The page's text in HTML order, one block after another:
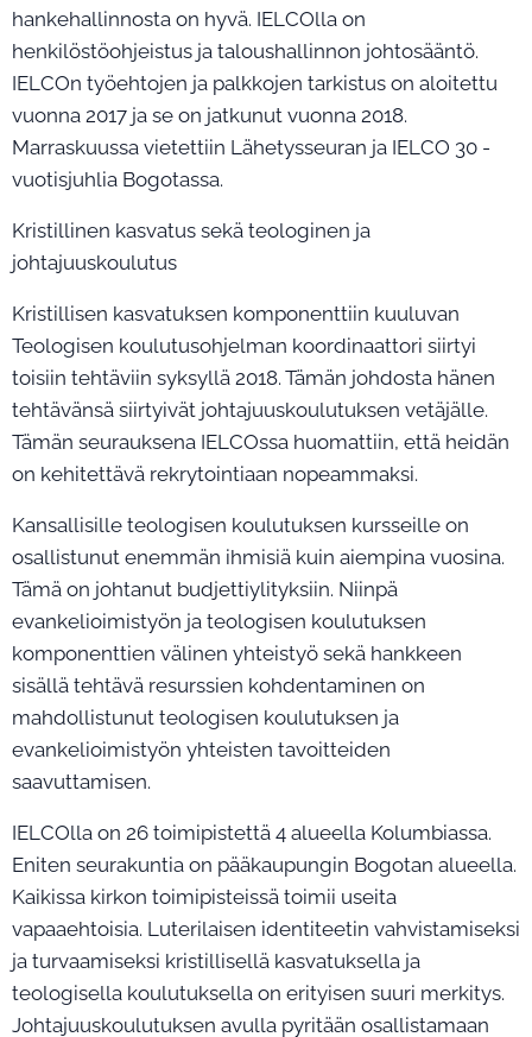
hankehallinnosta on hyvä. IELCOlla on
henkilöstöohjeistus ja taloushallinnon johtosääntö.
IELCOn työehtojen ja palkkojen tarkistus on aloitettu
vuonna 2017 ja se on jatkunut vuonna 2018.
Marraskuussa vietettiin Lähetysseuran ja IELCO 30 -
vuotisjuhlia Bogotassa.
Kristillinen kasvatus sekä teologinen ja
johtajuuskoulutus
Kristillisen kasvatuksen komponenttiin kuuluvan
Teologisen koulutusohjelman koordinaattori siirtyi
toisiin tehtäviin syksyllä 2018. Tämän johdosta hänen
tehtävänsä siirtyivät johtajuuskoulutuksen vetäjälle.
Tämän seurauksena IELCOssa huomattiin, että heidän
on kehitettävä rekrytointiaan nopeammaksi.
Kansallisille teologisen koulutuksen kursseille on
osallistunut enemmän ihmisiä kuin aiempina vuosina.
Tämä on johtanut budjettiylityksiin. Niinpä
evankelioimistyön ja teologisen koulutuksen
komponenttien välinen yhteistyö sekä hankkeen
sisällä tehtävä resurssien kohdentaminen on
mahdollistunut teologisen koulutuksen ja
evankelioimistyön yhteisten tavoitteiden
saavuttamisen.
IELCOlla on 26 toimipistettä 4 alueella Kolumbiassa.
Eniten seurakuntia on pääkaupungin Bogotan alueella.
Kaikissa kirkon toimipisteissä toimii useita
vapaaehtoisia. Luterilaisen identiteetin vahvistamiseksi
ja turvaamiseksi kristillisellä kasvatuksella ja
teologisella koulutuksella on erityisen suuri merkitys.
Johtajuuskoulutuksen avulla pyritään osallistamaan